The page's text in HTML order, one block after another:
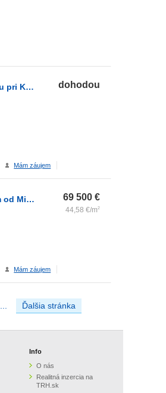
Pozemky a haly v priemyselnom parku pri Košiciach dohodou
Mám záujem
Pozemok pre Váš NOVÝ DOMOV 11km od Michaloviec 69 500 €
44,58 €/m2
Mám záujem
Ďalšia stránka
Info
O nás
Realitná inzercia na
TRH.sk